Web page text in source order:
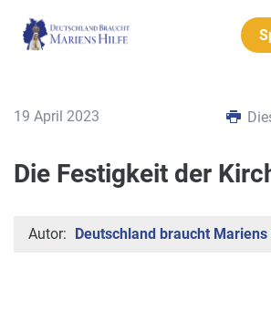
19 April 2023
Die Festigkeit der
Autor: Deutschland braucht